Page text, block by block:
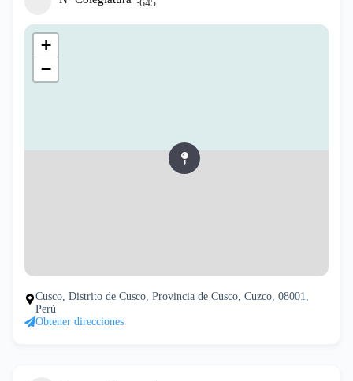
645
+
−
Cusco, Distrito de Cusco, Provincia de Cusco, Cuzco, 08001,
Perú
Obtener direcciones